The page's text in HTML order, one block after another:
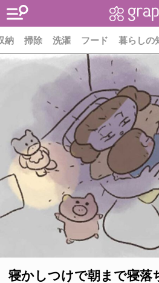
納 掃除 洗濯 フード 暮らしの
寝かしつけで朝まで寝